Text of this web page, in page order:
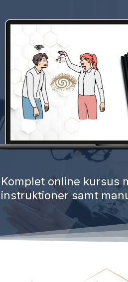
Komplet online kursus
instruktioner samt